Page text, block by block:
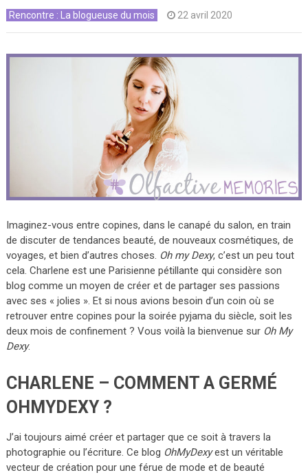
Rencontre : La blogueuse du mois 22 avril 2020
Imaginez-vous entre copines, dans le canapé du salon, en train
de discuter de tendances beauté, de nouveaux cosmétiques, de
voyages, et bien d’autres choses. Oh my Dexy, c’est un peu tout
cela. Charlene est une Parisienne pétillante qui considère son
blog comme un moyen de créer et de partager ses passions
avec ses « jolies ». Et si nous avions besoin d’un coin où se
retrouver entre copines pour la soirée pyjama du siècle, soit les
deux mois de confinement ? Vous voilà la bienvenue sur Oh My
Dexy.
CHARLENE – COMMENT A GERMÉ
OHMYDEXY ?
J’ai toujours aimé créer et partager que ce soit à travers la
photographie ou l’écriture. Ce blog OhMyDexyest un véritable
vecteur de création pour une férue de mode et de beauté